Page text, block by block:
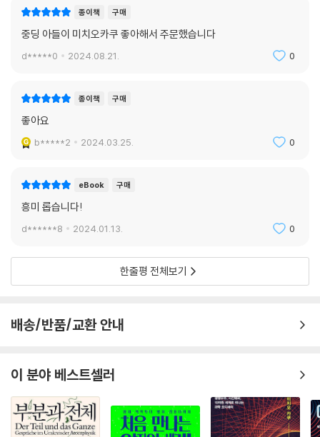
신은 우주를 창조할 때 다른 선택의 여지가 없었는가? 존재할 수 있는 우주
는 단 하나뿐인가? 아니면 여러 후보 중에서 지금과 같은 우주가 선택된 것
식은 단 하나뿐이다. 그 외의 방정식들은 수학적으로 타당하지 않기 때문
이다.
그러므로 우주의 최종 방정식은 하나밖에 없다. 이 만능방정식의 해는 무
--- p.255
빅뱅 직전에는 어떤 일이 있었으며, 빅뱅은 왜 일어났는가?
미치오 카쿠는 스티븐 호킹이 제기했던 ‘블랙홀 정보 역설’도 중력자의 양
자보정에 성공한 양자중력이론, 즉 ‘모든 것의 이론’이 완성되어야 답을 알
수 있다고 이야기한다. ‘블랙홀 안으로 책을 던지면 그 안에 들어 있던 정보
학계에서는 첨예한 논쟁거리인 이 질문이 문제가 되는 것은, 양자역학에
는 것처럼 보이기 때문이다. 그는 과학적 질문에서 한 걸음 더 나아가 철학
적이고 형이상학적인 질문들까지 던진다. 아인슈타인이 생전에 자신을 ‘거
대한 도서관이라면 그곳을 관리하는 사서는 누구이며, 책을 쓴 저자는 누
어디서 온 것인가?’ 하고 묻는가 하면, ‘다중우주가 빅뱅의 원인을 설명해
준다면, 다중우주 자체는 언제 어떻게 만들어졌는가?’, ‘다중우주가 만물
왔는가?’, ‘우주에도 목적과 의미가 있는가?’ 등 질문하기를 멈추지 않는
다. 스스로를 불가지론자라고 밝히는 미치오 카쿠의 ‘신’에 대한 생각을 엿
이론물리학 박사, 끈 장이론의 창시자, 베스트셀러 작가,
여덟 살 때부터 한 번도 놓아본 적 없는 탐구의 결정판
“그의 목표는 ‘신의 마음이 담겨 있는’ 단 한 줄짜리 방정식으로 우주의 삼
라만상을 설명하는 것이었으나, 끝내 신의 마음을 읽지 못하고 세상을 떠
났다. 나는 그것이 얼마나 엄청난 연구인지 전혀 모르는 채, 무작정 아인슈
종이책 구매
중딩 아들이 미치오카쿠 좋아해서 주문했습니다
d*****0 2024.08.21. 0
종이책 구매
좋아요
b*****2 2024.03.25. 0
eBook 구매
흥미 롭습니다!
d******8 2024.01.13. 0
한줄평 전체보기
배송/반품/교환 안내
이 분야 베스트셀러